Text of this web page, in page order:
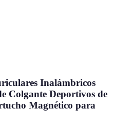
Inalámbricos
Colgante Deportivos de
Magnético para